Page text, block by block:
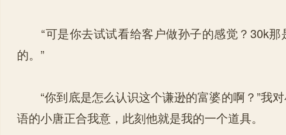
“可是你去试试看给客户做孙子的感觉？30k那
的。”
“你到底是怎么认识这个谦逊的富婆的啊？”我
语的小唐正合我意，此刻他就是我的一个道具。